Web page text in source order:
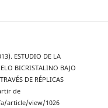
ESTUDIO DE LA
BICRISTALINO BAJO
DE RÉPLICAS
de
article/view/1026